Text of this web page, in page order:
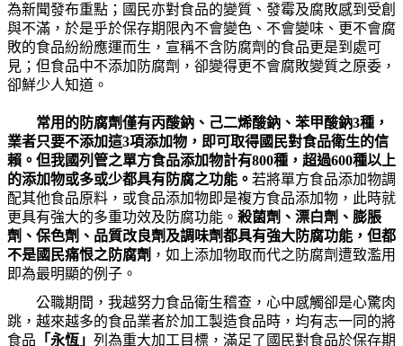
為新聞發布重點；國民亦對食品的變質、發霉及腐敗感到受創
與不滿，於是乎於保存期限內不會變色、不會變味、更不會腐
敗的食品紛紛應運而生，宣稱不含防腐劑的食品更是到處可
見；但食品中不添加防腐劑，卻變得更不會腐敗變質之原委，
卻鮮少人知道。
常用的防腐劑僅有丙酸鈉、己二烯酸鈉、苯甲酸鈉3種，
業者只要不添加這3項添加物，即可取得國民對食品衛生的信
賴。但我國列管之單方食品添加物計有800種，超過600種以上
的添加物或多或少都具有防腐之功能。 若將單方食品添加物調
配其他食品原料，或食品添加物即是複方食品添加物，此時就
更具有強大的多重功效及防腐功能。 殺菌劑、漂白劑、膨脹
劑、保色劑、品質改良劑及調味劑都具有強大防腐功能，但都
不是國民痛恨之防腐劑 ，如上添加物取而代之防腐劑遭致濫用
即為最明顯的例子。
公職期間，我越努力食品衛生稽查，心中感觸卻是心驚肉
跳，越來越多的食品業者於加工製造食品時，均有志一同的將
食品 「永恆」 列為重大加工目標，滿足了國民對食品於保存期